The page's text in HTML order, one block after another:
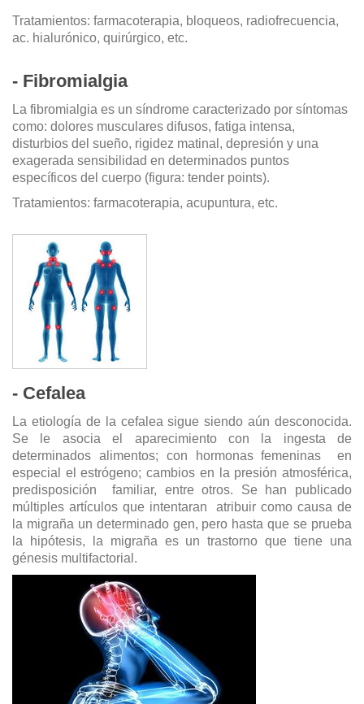
Tratamientos: farmacoterapia, bloqueos, radiofrecuencia,
ac. hialurónico, quirúrgico, etc.
- Fibromialgia
La fibromialgia es un síndrome caracterizado por síntomas
como: dolores musculares difusos, fatiga intensa,
disturbios del sueño, rigidez matinal, depresión y una
exagerada sensibilidad en determinados puntos
específicos del cuerpo (figura: tender points).
Tratamientos: farmacoterapia, acupuntura, etc.
- Cefalea
La etiología de la cefalea sigue siendo aún desconocida.
Se le asocia el aparecimiento con la ingesta de
determinados alimentos; con hormonas femeninas en
especial el estrógeno; cambios en la presión atmosférica,
predisposición familiar, entre otros. Se han publicado
múltiples artículos que intentaran atribuir como causa de
la migraña un determinado gen, pero hasta que se prueba
la hipótesis, la migraña es un trastorno que tiene una
génesis multifactorial.